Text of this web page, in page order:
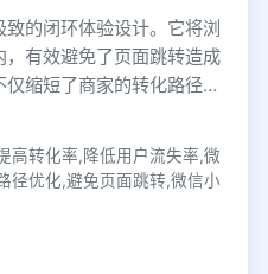
的闭环体验设计。它将浏
有效避免了页面跳转造成
缩短了商家的转化路径，
高转化率,降低用户流失率,微
径优化,避免页面跳转,微信小